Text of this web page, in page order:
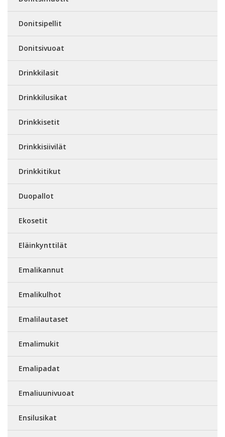
Donitsipellit
Donitsivuoat
Drinkkilasit
Drinkkilusikat
Drinkkisetit
Drinkkisiivilät
Drinkkitikut
Duopallot
Ekosetit
Eläinkynttilät
Emalikannut
Emalikulhot
Emalilautaset
Emalimukit
Emalipadat
Emaliuunivuoat
Ensilusikat